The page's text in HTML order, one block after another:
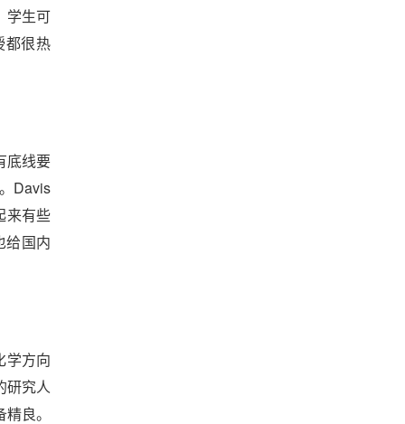
学生可
都很热
底线要
Davis
来有些
给国内
学方向
研究人
良。